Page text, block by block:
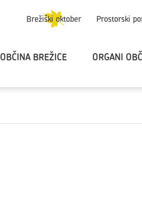
Brežiški oktober Prostorski
OBČINA BREŽICE ORGANI